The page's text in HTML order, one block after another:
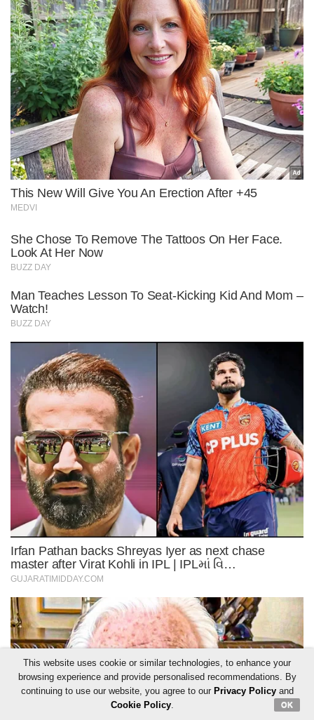
This website uses cookie or similar technologies, to enhance your
browsing experience and provide personalised recommendations. By
continuing to use our website, you agree to our Privacy Policyand
Cookie Policy. OK